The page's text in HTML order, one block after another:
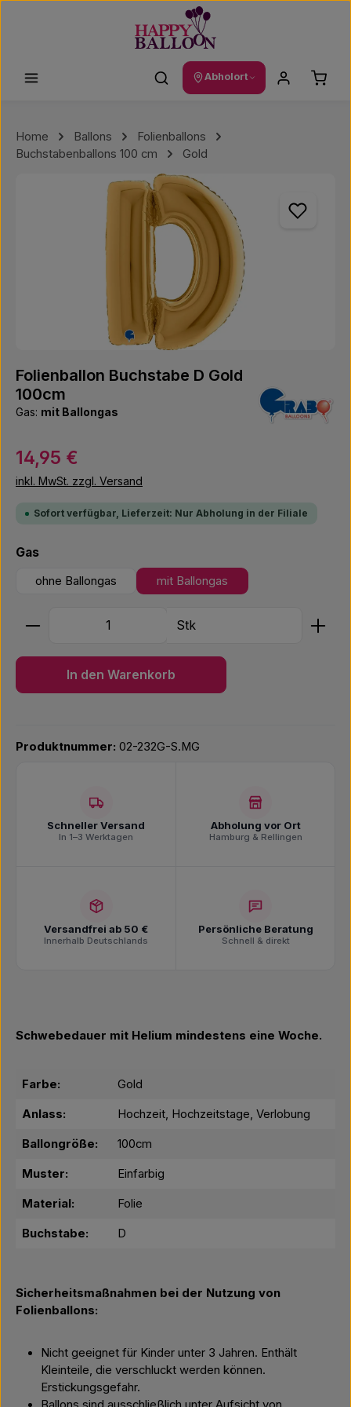
Abholort
Home Ballons
Folienballons
Buchstabenballons 100 cm
Gold
Bildergalerie überspringen
Folienballon Buchstabe D Gold
100cm
Gas: mit Ballongas
Regulärer Preis:
14,95 €
inkl. MwSt. zzgl. Versand
Sofort verfügbar, Lieferzeit: Nur Abholung in der Filiale
Gasauswählen
ohne Ballongas mit Ballongas
Produkt Anzahl: Gib den gewünschten Wert ein
Stk
In den Warenkorb
Produktnummer: 02-232G-S.MG
Schneller Versand
In 1–3 Werktagen
Abholung vor Ort
Hamburg & Rellingen
Versandfrei ab 50 €
Innerhalb Deutschlands
Persönliche Beratung
Schnell & direkt
Schwebedauer mit Helium mindestens eine Woche.
Farbe: Gold
Anlass: Hochzeit, Hochzeitstage, Verlobung
Ballongröße: 100cm
Muster: Einfarbig
Material: Folie
Buchstabe: D
Sicherheitsmaßnahmen bei der Nutzung von
Folienballons:
Nicht geeignet für Kinder unter 3 Jahren. Enthält
Kleinteile, die verschluckt werden können.
Erstickungsgefahr.